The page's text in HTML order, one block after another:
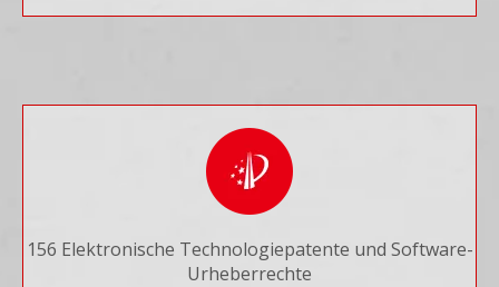
156 Elektronische Technologiepatente und Software-
Urheberrechte